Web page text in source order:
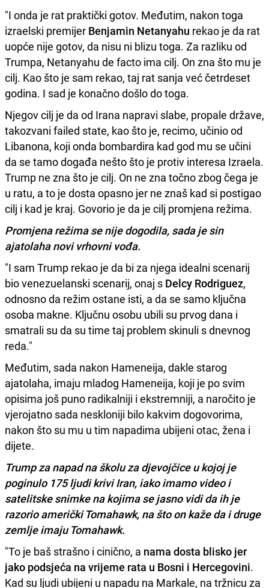
"I onda je rat praktički gotov. Međutim, nakon toga
izraelski premijer Benjamin Netanyahu rekao je da rat
uopće nije gotov, da nisu ni blizu toga. Za razliku od
Trumpa, Netanyahu de facto ima cilj. On zna što mu je
cilj. Kao što je sam rekao, taj rat sanja već četrdeset
godina. I sad je konačno došlo do toga.
Njegov cilj je da od Irana napravi slabe, propale države,
takozvani failed state, kao što je, recimo, učinio od
Libanona, koji onda bombardira kad god mu se učini
da se tamo događa nešto što je protiv interesa Izraela.
Trump ne zna što je cilj. On ne zna točno zbog čega je
u ratu, a to je dosta opasno jer ne znaš kad si postigao
cilj i kad je kraj. Govorio je da je cilj promjena režima.
Promjena režima se nije dogodila, sada je sin
ajatolaha novi vrhovni vođa.
"I sam Trump rekao je da bi za njega idealni scenarij
bio venezuelanski scenarij, onaj s Delcy Rodriguez,
odnosno da režim ostane isti, a da se samo ključna
osoba makne. Ključnu osobu ubili su prvog dana i
smatrali su da su time taj problem skinuli s dnevnog
reda."
Međutim, sada nakon Hameneija, dakle starog
ajatolaha, imaju mladog Hameneija, koji je po svim
opisima još puno radikalniji i ekstremniji, a naročito je
vjerojatno sada neskloniji bilo kakvim dogovorima,
nakon što su mu u tim napadima ubijeni otac, žena i
dijete.
Trump za napad na školu za djevojčice u kojoj je
poginulo 175 ljudi krivi Iran, iako imamo video i
satelitske snimke na kojima se jasno vidi da ih je
razorio američki Tomahawk, na što on kaže da i druge
zemlje imaju Tomahawk.
"To je baš strašno i cinično, a nama dosta blisko jer
jako podsjeća na vrijeme rata u Bosni i Hercegovini.
Kad su ljudi ubijeni u napadu na Markale, na tržnicu za